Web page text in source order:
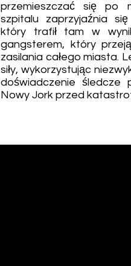
przemieszczać się po
szpitalu zaprzyjaźnia
który trafił tam w
gangsterem, który
zasilania całego miasta.
siły, wykorzystując
doświadczenie śledcze
Nowy Jork przed